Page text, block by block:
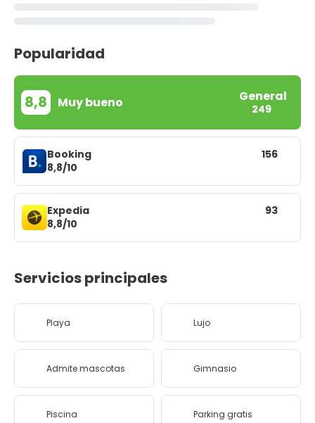
Popularidad
8,8 Muy bueno General
249
Booking
8,8/10
156
Expedia
8,8/10
93
Servicios principales
Playa Lujo
Admite mascotas Gimnasio
Piscina Parking gratis